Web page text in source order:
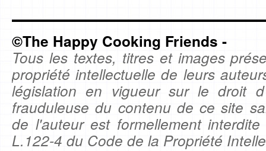
©The Happy Cooking Friends -
Tous les textes, titres et images
propriété intellectuelle de leurs
législation en vigueur sur le droit
frauduleuse du contenu de ce site
de l'auteur est formellement
L.122-4 du Code de la Propriété